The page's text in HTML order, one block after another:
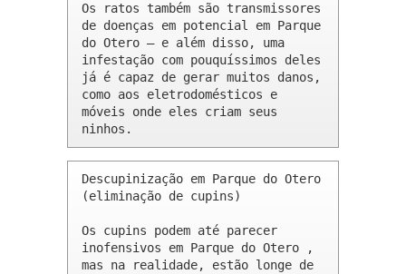
Os ratos também são transmissores
de doenças em potencial em Parque
do Otero – e além disso, uma
infestação com pouquíssimos deles
já é capaz de gerar muitos danos,
como aos eletrodomésticos e
móveis onde eles criam seus
ninhos.
Descupinização em Parque do Otero
(eliminação de cupins)
Os cupins podem até parecer
inofensivos em Parque do Otero ,
mas na realidade, estão longe de